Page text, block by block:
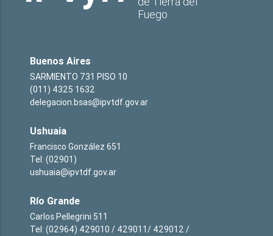
Fuego
Buenos Aires
SARMIENTO 731 PISO 10
(011) 4325 1632
delegacion.bsas@ipvtdf.gov.ar
Ushuaia
Francisco González 651
Tel: (02901)
ushuaia@ipvtdf.gov.ar
Río Grande
Carlos Pellegrini 511
Tel: (02964) 429010 / 429011/ 429012 /